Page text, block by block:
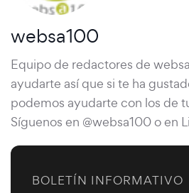
websa100
Equipo de redactores de
ayudarte así que si te ha
podemos ayudarte con los de
Síguenos en @websa100 o en
BOLETÍN INFORMATIVO